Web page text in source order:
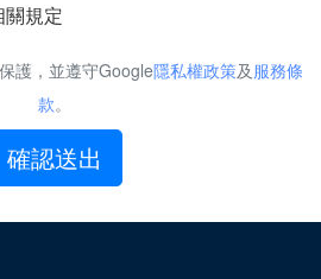
規定
護，並遵守Google隱私權政策及服務條
款。
確認送出